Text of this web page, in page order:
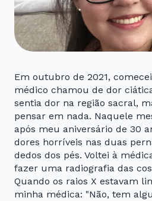
Em outubro de 2021,
médico chamou de dor
sentia dor na região sacral,
pensar em nada. Naquele
após meu aniversário de 30
dores horríveis nas duas
dedos dos pés. Voltei à
fazer uma radiografia das
Quando os raios X estavam
minha médica: "Não, tem